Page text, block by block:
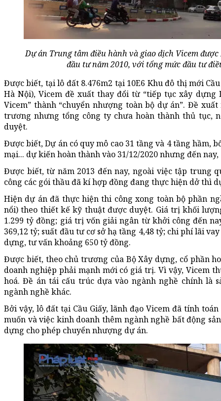
Dự án Trung tâm điều hành và giao dịch Vicem
đầu tư năm 2010, với tổng mức đầu tư
Được biết, tại lô đất 8.476m2 tại 10E6 Khu đô thị mới
Hà Nội), Vicem đề xuất thay đổi từ “tiếp tục xây
Vicem” thành “chuyển nhượng toàn bộ dự án”. Đề
trương nhưng tổng công ty chưa hoàn thành thủ tục,
duyệt.
Được biết, Dự án có quy mô cao 31 tầng và 4 tầng
mại... dự kiến hoàn thành vào 31/12/2020 nhưng đến
Được biết, từ năm 2013 đến nay, ngoài việc tập trung
công các gói thầu đã kí hợp đồng đang thực hiện dở thì
Hiện dự án đã thực hiện thi công xong toàn bộ phần
nổi) theo thiết kế kỹ thuật được duyệt. Giá trị khối
1.299 tỷ đồng; giá trị vốn giải ngân từ khởi công đến
369,12 tỷ; suất đầu tư cơ sở hạ tầng 4,48 tỷ; chi phí lãi
dựng, tư vấn khoảng 650 tỷ đồng.
Được biết, theo chủ trương của Bộ Xây dựng, cổ phần
doanh nghiệp phải mạnh mới có giá trị. Vì vậy, Vicem
hoá. Đề án tái cấu trúc dựa vào ngành nghề chính là
ngành nghề khác.
Bởi vậy, lô đất tại Cầu Giấy, lãnh đạo Vicem đã tính
muốn và việc kinh doanh thêm ngành nghề bất động
dựng cho phép chuyển nhượng dự án.